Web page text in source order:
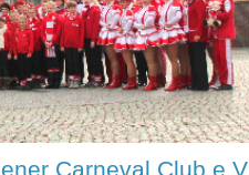
Carneval Club e.V.